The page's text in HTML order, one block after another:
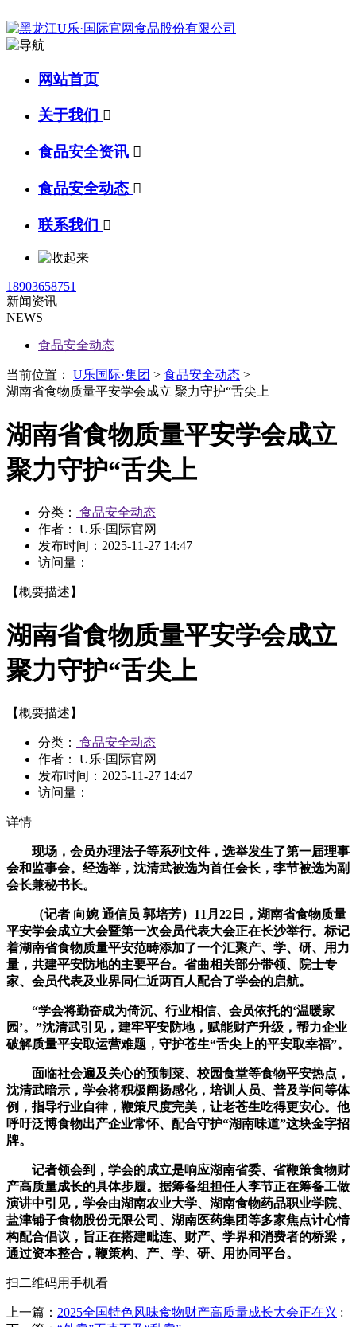
网站首页
关于我们 
食品安全资讯 
食品安全动态 
联系我们 
18903658751
新闻资讯
NEWS
食品安全动态
当前位置： U乐国际·集团 > 食品安全动态 >
湖南省食物质量平安学会成立 聚力守护“舌尖上
湖南省食物质量平安学会成立
聚力守护“舌尖上
分类：
食品安全动态
作者： U乐·国际官网
发布时间： 2025-11-27 14:47
访问量：
【概要描述】
湖南省食物质量平安学会成立
聚力守护“舌尖上
【概要描述】
分类：
食品安全动态
作者： U乐·国际官网
发布时间： 2025-11-27 14:47
访问量：
详情
现场，会员办理法子等系列文件，选举发生了第一届理事
会和监事会。经选举，沈清武被选为首任会长，李节被选为副
会长兼秘书长。
（记者 向婉 通信员 郭培芳）11月22日，湖南省食物质量
平安学会成立大会暨第一次会员代表大会正在长沙举行。标记
着湖南省食物质量平安范畴添加了一个汇聚产、学、研、用力
量，共建平安防地的主要平台。省曲相关部分带领、院士专
家、会员代表及业界同仁近两百人配合了学会的启航。
“学会将勤奋成为倚沉、行业相信、会员依托的‘温暖家
园’。”沈清武引见，建牢平安防地，赋能财产升级，帮力企业
破解质量平安取运营难题，守护苍生“舌尖上的平安取幸福”。
面临社会遍及关心的预制菜、校园食堂等食物平安热点，
沈清武暗示，学会将积极阐扬感化，培训人员、普及学问等体
例，指导行业自律，鞭策尺度完美，让老苍生吃得更安心。他
呼吁泛博食物出产企业常怀、配合守护“湖南味道”这块金字招
牌。
记者领会到，学会的成立是响应湖南省委、省鞭策食物财
产高质量成长的具体步履。据筹备组担任人李节正在筹备工做
演讲中引见，学会由湖南农业大学、湖南食物药品职业学院、
盐津铺子食物股份无限公司、湖南医药集团等多家焦点计心情
构配合倡议，旨正在搭建毗连、财产、学界和消费者的桥梁，
通过资本整合，鞭策构、产、学、研、用协同平台。
扫二维码用手机看
上一篇： 2025全国特色风味食物财产高质量成长大会正在兴 :